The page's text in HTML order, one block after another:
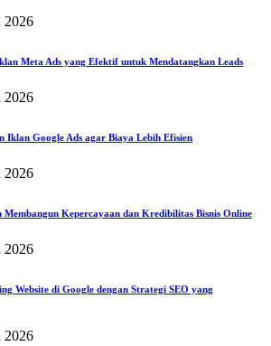
2026
Meta Ads yang Efektif untuk Mendatangkan Leads
2026
Iklan Google Ads agar Biaya Lebih Efisien
2026
Membangun Kepercayaan dan Kredibilitas Bisnis Online
2026
Website di Google dengan Strategi SEO yang
2026